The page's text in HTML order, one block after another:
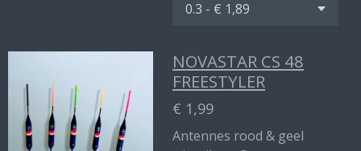
NOVASTAR CS 48
FREESTYLER
€ 1,99
Antennes rood & geel